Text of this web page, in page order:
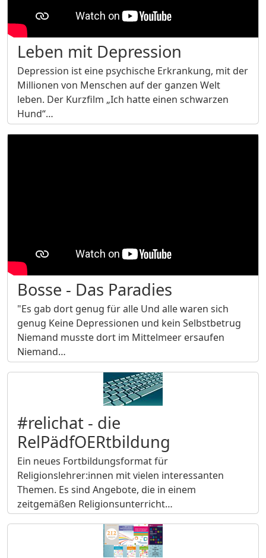
Leben mit Depression
Depression ist eine psychische Erkrankung, mit der
Millionen von Menschen auf der ganzen Welt
leben. Der Kurzfilm „Ich hatte einen schwarzen
Hund“…
Bosse - Das Paradies
"Es gab dort genug für alle Und alle waren sich
genug Keine Depressionen und kein Selbstbetrug
Niemand musste dort im Mittelmeer ersaufen
Niemand…
#relichat - die
RelPädfOERtbildung
Ein neues Fortbildungsformat für
Religionslehrer:innen mit vielen interessanten
Themen. Es sind Angebote, die in einem
zeitgemäßen Religionsunterricht…